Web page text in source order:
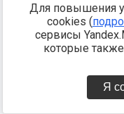
Для повышения
cookies (
сервисы
которые
Я